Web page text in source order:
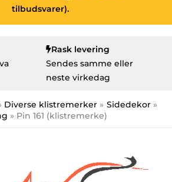
tilbudsvarer).
Rask levering
Sendes samme eller
neste virkedag
Diverse klistremerker
Sidedekor
Pin 161 (klistremerke)